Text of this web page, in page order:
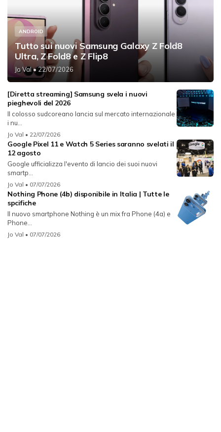
ANDROID
Tutto sui nuovi Samsung Galaxy Z Fold8
Ultra, Z Fold8 e Z Flip8
Jo Val• 22/07/2026
[Diretta streaming] Samsung svela i nuovi
pieghevoli del 2026
Il colosso sudcoreano lancia sul mercato internazionale
i nu...
Jo Val • 22/07/2026
Google Pixel 11 e Watch 5 Series saranno svelati il
12 agosto
Google ufficializza l'evento di lancio dei suoi nuovi
smartp...
Jo Val • 07/07/2026
Nothing Phone (4b) disponibile in Italia | Tutte le
spcifiche
Il nuovo smartphone Nothing è un mix fra Phone (4a) e
Phone...
Jo Val • 07/07/2026